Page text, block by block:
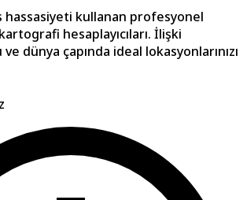
hassasiyeti kullanan profesyonel
hesaplayıcıları. İlişki
dünya çapında ideal lokasyonlarınızı